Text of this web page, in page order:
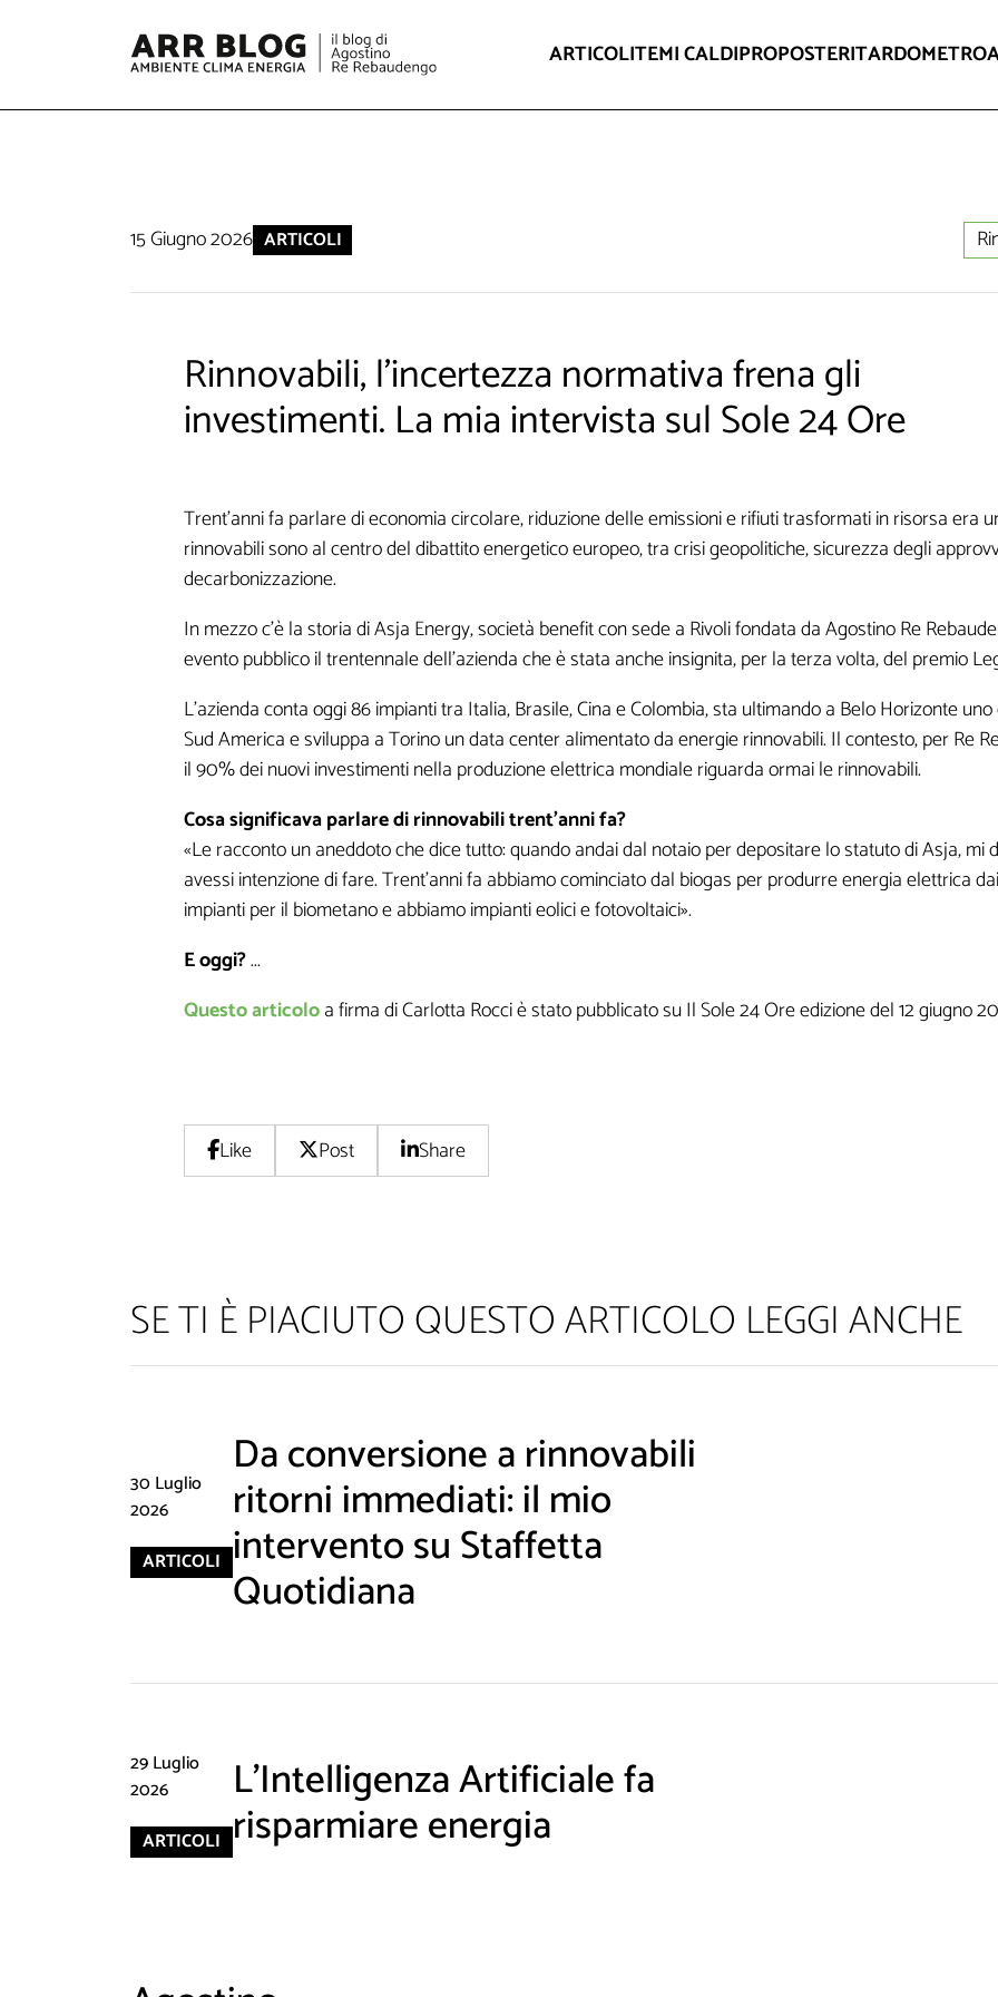
ARTICOLITEMI CALDIPROPOSTERITARDOMETRO
15 Giugno 2026 ARTICOLI
Rinnovabili, l'incertezza normativa frena gli
investimenti. La mia intervista sul Sole 24 Ore
Trent’anni fa parlare di economia circolare, riduzione delle emissioni e rifiuti trasformati in risorsa era
rinnovabili sono al centro del dibattito energetico europeo, tra crisi geopolitiche, sicurezza degli
decarbonizzazione.
In mezzo c’è la storia di Asja Energy, società benefit con sede a Rivoli fondata da Agostino Re
evento pubblico il trentennale dell’azienda che è stata anche insignita, per la terza volta, del premio
L’azienda conta oggi 86 impianti tra Italia, Brasile, Cina e Colombia, sta ultimando a Belo Horizonte
Sud America e sviluppa a Torino un data center alimentato da energie rinnovabili. Il contesto, per Re
il 90% dei nuovi investimenti nella produzione elettrica mondiale riguarda ormai le rinnovabili.
Cosa significava parlare di rinnovabili trent’anni fa?
«Le racconto un aneddoto che dice tutto: quando andai dal notaio per depositare lo statuto di Asja, mi
avessi intenzione di fare. Trent’anni fa abbiamo cominciato dal biogas per produrre energia elettrica
impianti per il biometano e abbiamo impianti eolici e fotovoltaici».
E oggi?...
Questo articoloa firma di Carlotta Rocci è stato pubblicato su Il Sole 24 Ore edizione del 12 giugno
Like Post Share
SE TI È PIACIUTO QUESTO ARTICOLO LEGGI ANCHE
30 Luglio
2026
ARTICOLI
Da conversione a rinnovabili
ritorni immediati: il mio
intervento su Staffetta
Quotidiana
29 Luglio
2026
ARTICOLI
L'Intelligenza Artificiale fa
risparmiare energia
Lasciaci la tua Email per ricevere contenuti esclusivi o in
I seguenti campi non sono obbligatori, ma
informazioni mi sarebbero utili per la
personalizzati
Non inviamo spam! Leggi la nostra Informativa sulla